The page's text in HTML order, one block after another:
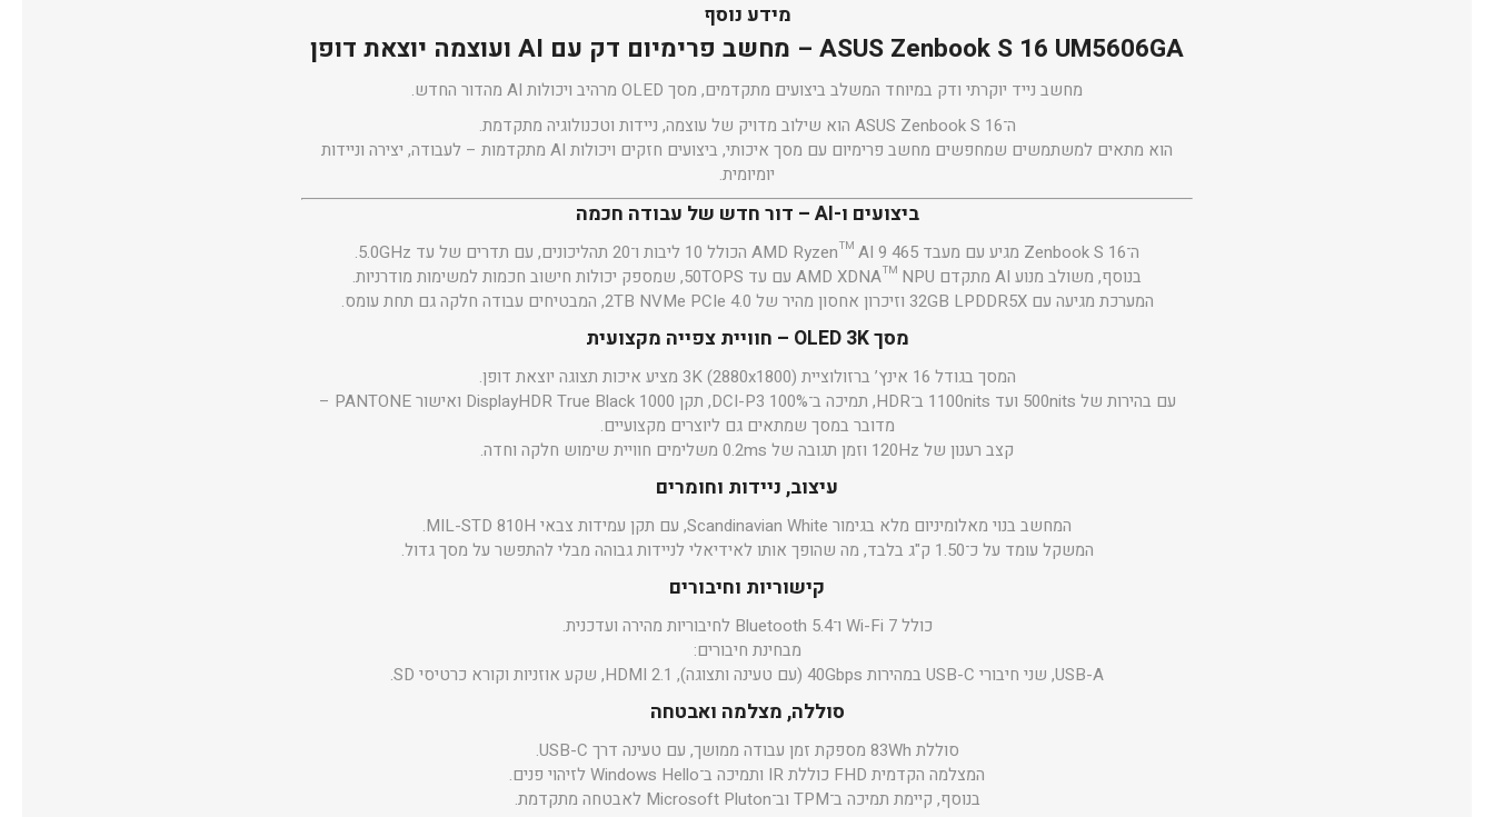
מערכת הפעלה אנגלית Microsoft Windows 11 Professional 64Bit
₪667 הוסף לסל
מידע נוסף
ASUS Zenbook S 16 UM5606GA – מחשב פרימיום דק עם AI ועוצמה יוצאת דופן
מחשב נייד יוקרתי ודק במיוחד המשלב ביצועים מתקדמים, מסך OLED מרהיב ויכולות AI מהדור החדש.
ה־ASUS Zenbook S 16 הוא שילוב מדויק של עוצמה, ניידות וטכנולוגיה מתקדמת.
הוא מתאים למשתמשים שמחפשים מחשב פרימיום עם מסך איכותי, ביצועים חזקים ויכולות AI מתקדמות – לעבודה, יצירה וניידות
יומיומית.
ביצועים ו-AI – דור חדש של עבודה חכמה
ה־Zenbook S 16 מגיע עם מעבד AMD Ryzen™ AI 9 465 הכולל 10 ליבות ו־20 תהליכונים, עם תדרים של עד 5.0GHz.
בנוסף, משולב מנוע AI מתקדם AMD XDNA™ NPU עם עד 50TOPS, שמספק יכולות חישוב חכמות למשימות מודרניות.
המערכת מגיעה עם 32GB LPDDR5X וזיכרון אחסון מהיר של 2TB NVMe PCIe 4.0, המבטיחים עבודה חלקה גם תחת עומס.
מסך OLED 3K – חוויית צפייה מקצועית
המסך בגודל 16 אינץ’ ברזולוציית 3K (2880x1800) מציע איכות תצוגה יוצאת דופן.
עם בהירות של 500nits ועד 1100nits ב־HDR, תמיכה ב־100% DCI-P3, תקן DisplayHDR True Black 1000 ואישור PANTONE –
מדובר במסך שמתאים גם ליוצרים מקצועיים.
קצב רענון של 120Hz וזמן תגובה של 0.2ms משלימים חוויית שימוש חלקה וחדה.
עיצוב, ניידות וחומרים
המחשב בנוי מאלומיניום מלא בגימור Scandinavian White, עם תקן עמידות צבאי MIL-STD 810H.
המשקל עומד על כ־1.50 ק"ג בלבד, מה שהופך אותו לאידיאלי לניידות גבוהה מבלי להתפשר על מסך גדול.
קישוריות וחיבורים
כולל Wi-Fi 7 ו־Bluetooth 5.4 לחיבוריות מהירה ועדכנית.
מבחינת חיבורים:
USB-A, שני חיבורי USB-C במהירות 40Gbps (עם טעינה ותצוגה), HDMI 2.1, שקע אוזניות וקורא כרטיסי SD.
סוללה, מצלמה ואבטחה
סוללת 83Wh מספקת זמן עבודה ממושך, עם טעינה דרך USB-C.
המצלמה הקדמית FHD כוללת IR ותמיכה ב־Windows Hello לזיהוי פנים.
בנוסף, קיימת תמיכה ב־TPM וב־Microsoft Pluton לאבטחה מתקדמת.